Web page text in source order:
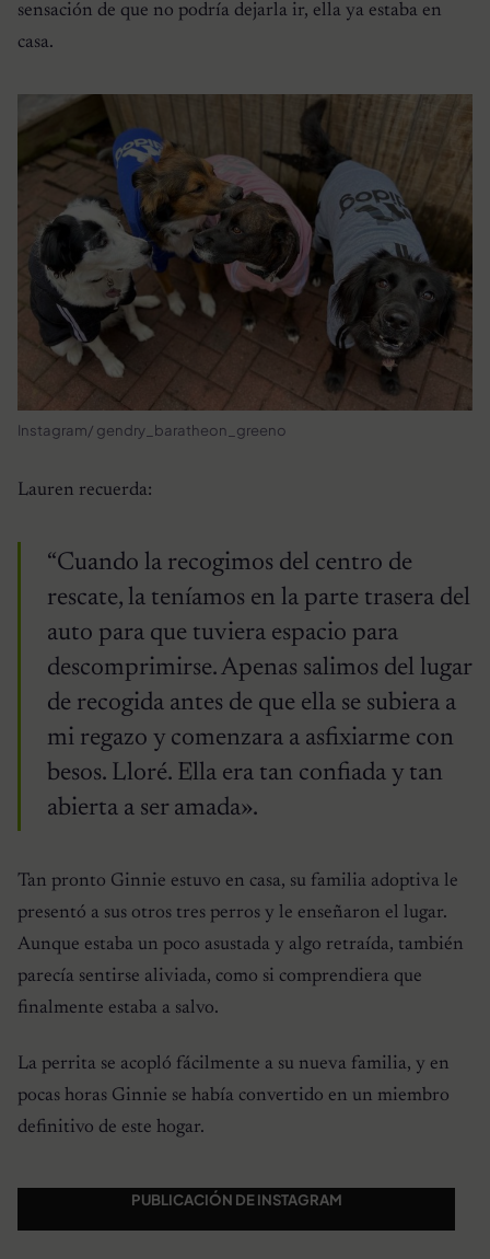
sensación de que no podría dejarla ir, ella ya estaba en
casa.
Instagram/ gendry_baratheon_greeno
Lauren recuerda:
“Cuando la recogimos del centro de
rescate, la teníamos en la parte trasera del
auto para que tuviera espacio para
descomprimirse. Apenas salimos del lugar
de recogida antes de que ella se subiera a
mi regazo y comenzara a asfixiarme con
besos. Lloré. Ella era tan confiada y tan
abierta a ser amada».
Tan pronto Ginnie estuvo en casa, su familia adoptiva le
presentó a sus otros tres perros y le enseñaron el lugar.
Aunque estaba un poco asustada y algo retraída, también
parecía sentirse aliviada, como si comprendiera que
finalmente estaba a salvo.
La perrita se acopló fácilmente a su nueva familia, y en
pocas horas Ginnie se había convertido en un miembro
definitivo de este hogar.
PUBLICACIÓN DE INSTAGRAM